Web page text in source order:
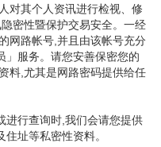
对其个人资讯进行检视、修
密性暨保护交易安全。一经
网路帐号,并且由该帐号充分
」服务。请您安善保密您的
料,尤其是网路密码提供给任
进行查询时,我们会请您提供
址等私密性资料。